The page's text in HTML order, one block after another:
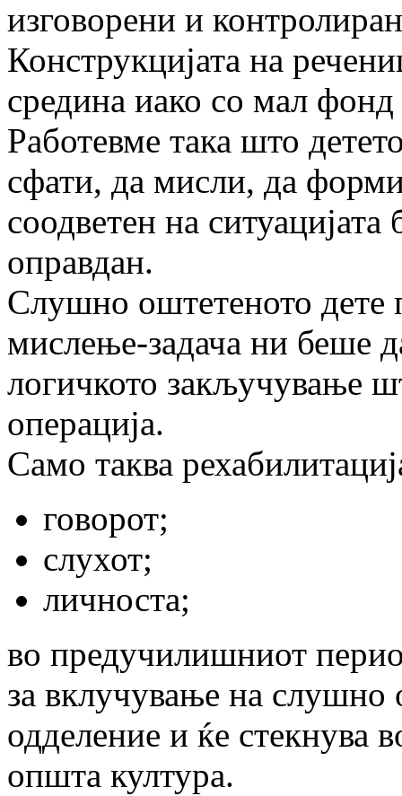
изговорени и
Конструкцијата на
средина иако со мал
Работевме така што
сфати, да мисли, да
соодветен на
оправдан.
Слушно оштетеното дете
мислење-задача ни беше
логичкото закључување
операција.
Само таква
говорот;
слухот;
личноста;
во предучилишниот
за вклучување на слушно
одделение и ќе стекнува
општа култура.